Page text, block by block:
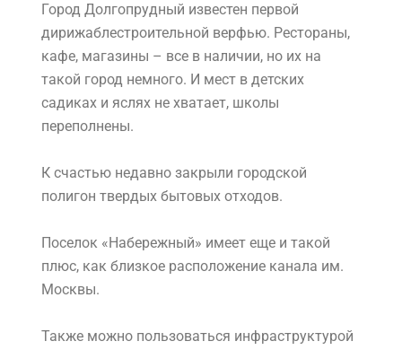
Город Долгопрудный известен первой
дирижаблестроительной верфью. Рестораны,
кафе, магазины – все в наличии, но их на
такой город немного. И мест в детских
садиках и яслях не хватает, школы
переполнены.
К счастью недавно закрыли городской
полигон твердых бытовых отходов.
Поселок «Набережный» имеет еще и такой
плюс, как близкое расположение канала им.
Москвы.
Также можно пользоваться инфраструктурой